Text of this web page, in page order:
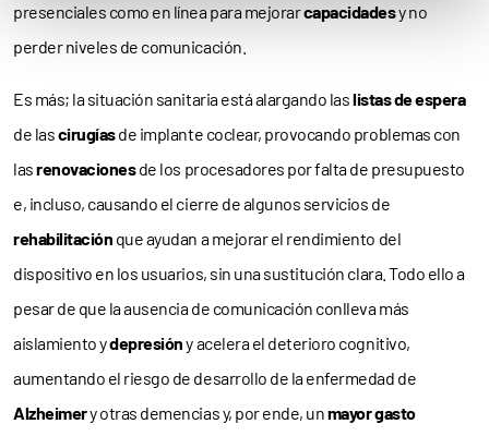
presenciales como en línea para mejorarcapacidadesy no
perder niveles de comunicación.
Es más; la situación sanitaria está alargando laslistas de espera
de lascirugíasde implante coclear, provocando problemas con
lasrenovacionesde los procesadores por falta de presupuesto
e, incluso, causando el cierre de algunos servicios de
rehabilitación que ayudan a mejorar el rendimiento del
dispositivo en los usuarios, sin una sustitución clara. Todo ello a
pesar de que la ausencia de comunicación conlleva más
aislamiento ydepresióny acelera el deterioro cognitivo,
aumentando el riesgo de desarrollo de la enfermedad de
Alzheimery otras demencias y, por ende, unmayor gasto